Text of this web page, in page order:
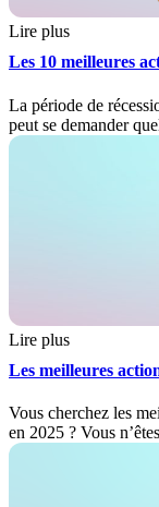
Lire plus
Les 10 meilleures
La période de
peut se demander
Lire plus
Les meilleures
Vous cherchez les
en 2025 ? Vous